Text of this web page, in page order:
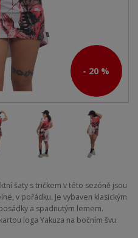
- 20 %
šaty s tričkem v této sezóně jsou
v pořádku. Je vybaven klasickým
a spadnutým lemem.
loga Yakuza na bočním švu.